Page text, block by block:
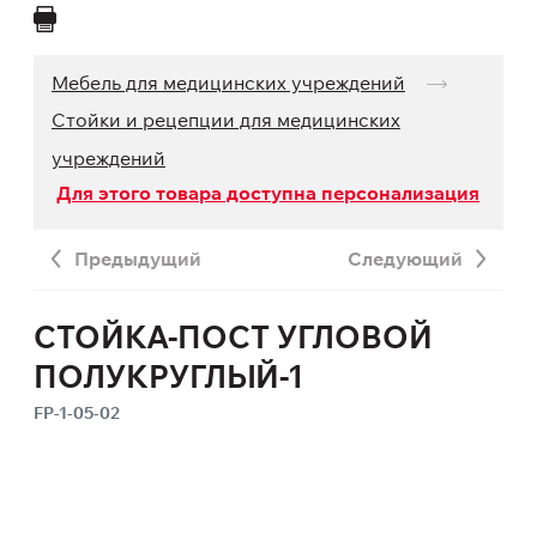
Мебель для медицинских учреждений
Стойки и рецепции для медицинских
учреждений
Для этого товара доступна персонализация
Предыдущий Следующий
СТОЙКА-ПОСТ УГЛОВОЙ
ПОЛУКРУГЛЫЙ-1
FP-1-05-02